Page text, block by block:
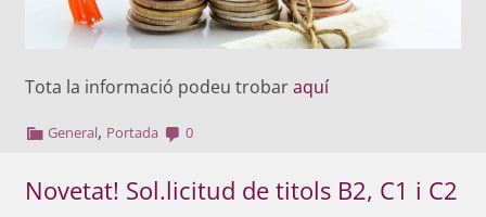
Tota la informació podeu trobaraquí
General, Portada 0
Novetat! Sol.licitud de titols B2, C1 i C2